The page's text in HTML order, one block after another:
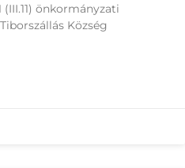
önkormányzati
Község